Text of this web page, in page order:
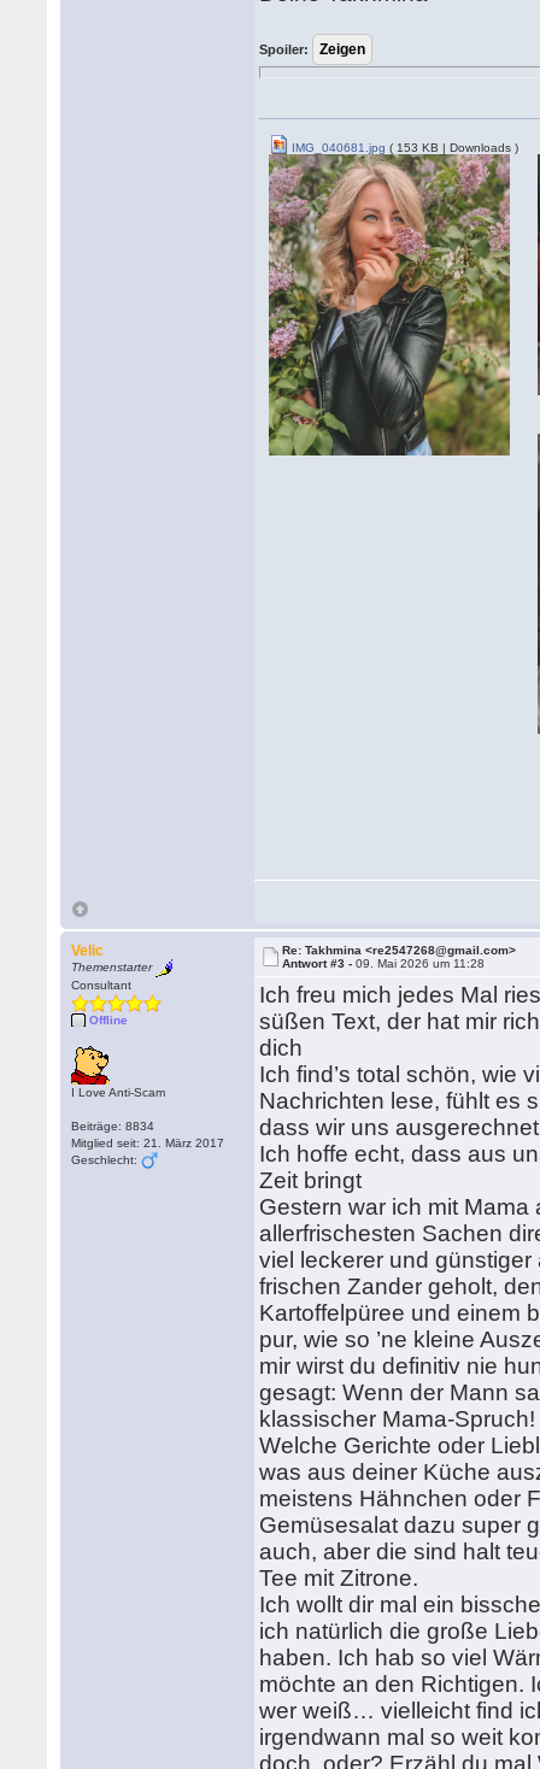
Spoiler:
IMG_040681.jpg ( 153 KB | Downloads )
Velic
Themenstarter
Consultant
Offline
I Love Anti-Scam
Beiträge: 8834
Mitglied seit: 21. März 2017
Geschlecht:
Re: Takhmina <re2547268@gmail.com>
Antwort #3 -09. Mai 2026 um 11:28
Ich freu mich jedes Mal
süßen Text, der hat mir
dich
Ich find’s total schön, wie
Nachrichten lese, fühlt es
dass wir uns
Ich hoffe echt, dass aus
Zeit bringt
Gestern war ich mit Mama
allerfrischesten Sachen
viel leckerer und
frischen Zander geholt,
Kartoffelpüree und einem
pur, wie so ’ne kleine
mir wirst du definitiv nie
gesagt: Wenn der Mann
klassischer Mama-
Welche Gerichte oder
was aus deiner Küche
meistens Hähnchen oder
Gemüsesalat dazu super
auch, aber die sind halt
Tee mit Zitrone.
Ich wollt dir mal ein
ich natürlich die große
haben. Ich hab so viel
möchte an den Richtigen.
wer weiß… vielleicht find
irgendwann mal so weit
doch, oder? Erzähl du